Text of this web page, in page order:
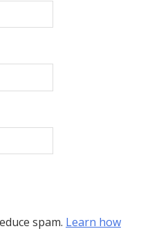
spam. Learn how